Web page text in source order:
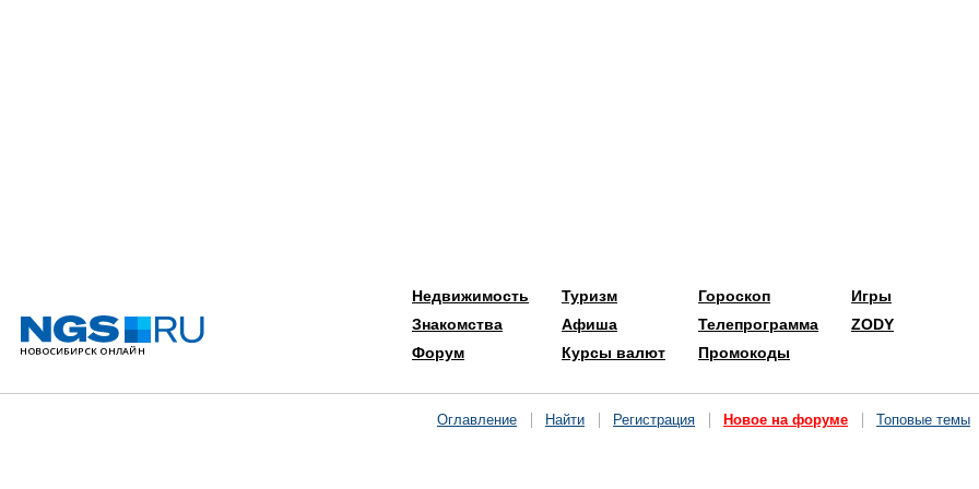
Недвижимость
Знакомства
Форум
Туризм
Афиша
Курсы валют
Гороскоп
Телепрограмма
Промокоды
Игры
ZODY
Оглавление Найти Регистрация Новое на форуме Топовые темы